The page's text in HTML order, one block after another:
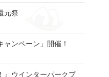
元祭
ンペーン」開催！
』ウインターパークプ